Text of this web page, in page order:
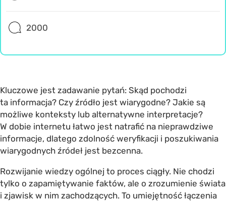
2000
Kluczowe jest zadawanie pytań: Skąd pochodzi
ta informacja? Czy źródło jest wiarygodne? Jakie są
możliwe konteksty lub alternatywne interpretacje?
W dobie internetu łatwo jest natrafić na nieprawdziwe
informacje, dlatego zdolność weryfikacji i poszukiwania
wiarygodnych źródeł jest bezcenna.
Rozwijanie wiedzy ogólnej to proces ciągły. Nie chodzi
tylko o zapamiętywanie faktów, ale o zrozumienie świata
i zjawisk w nim zachodzących. To umiejętność łączenia